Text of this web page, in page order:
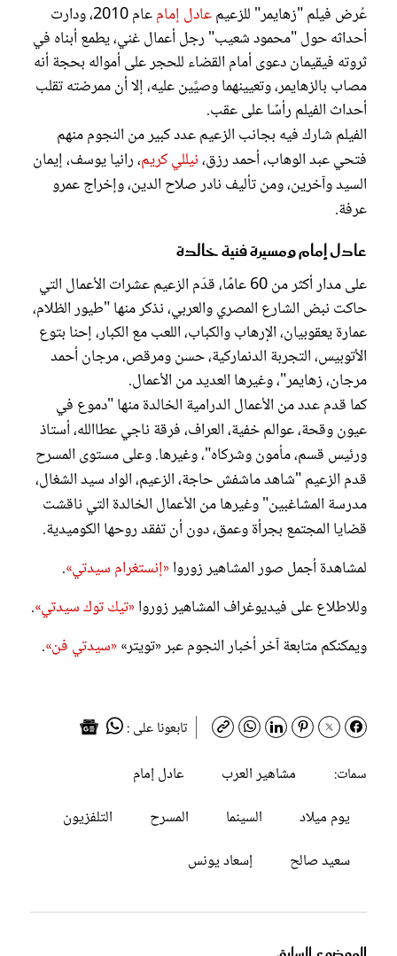
عُرض فيلم "زهايمر" للزعيمعادل إمام
عام 2010، ودارت
أحداثه حول "محمود شعيب" رجل أعمال غني، يطمع أبناه في
ثروته فيقيمان دعوى أمام القضاء للحجر على أمواله بحجة أنه
مصاب بالزهايمر، وتعيينهما وصيَّين عليه، إلا أن ممرضته تقلب
أحداث الفيلم رأسًا على عقب.
الفيلم شارك فيه بجانب الزعيم عدد كبير من النجوم منهم
فتحي عبد الوهاب، أحمد رزق،نيللي كريم، رانيا يوسف، إيمان
السيد وآخرين، ومن تأليف نادر صلاح الدين، وإخراج عمرو
عرفة.
عادل إمام ومسيرة فنية خالدة
على مدار أكثر من 60 عامًا، قدّم الزعيم عشرات الأعمال التي
حاكت نبض الشارع المصري والعربي، نذكر منها "طيور الظلام،
عمارة يعقوبيان، الإرهاب والكباب، اللعب مع الكبار، إحنا بتوع
الأتوبيس، التجربة الدنماركية، حسن ومرقص، مرجان أحمد
مرجان، زهايمر"، وغيرها العديد من الأعمال.
كما قدم عدد من الأعمال الدرامية الخالدة منها "دموع في
عيون وقحة، عوالم خفية، العراف، فرقة ناجي عطاالله، أستاذ
ورئيس قسم، مأمون وشركاه"، وغيرها. وعلى مستوى المسرح
قدم الزعيم "شاهد ماشفش حاجة، الزعيم، الواد سيد الشغال،
مدرسة المشاغبين" وغيرها من الأعمال الخالدة التي ناقشت
قضايا المجتمع بجرأة وعمق، دون أن تفقد روحها الكوميدية.
لمشاهدة أجمل صور المشاهير زوروا«إنستغرام سيدتي».
وللاطلاع على فيديوغراف المشاهير زوروا«تيك توك سيدتي».
ويمكنكم متابعة آخر أخبار النجوم عبر «تويتر»«سيدتي فن».
تابعونا على :
سمات:
مشاهير العرب
عادل إمام
يوم ميلاد
السينما المسرح
التلفزيون
سعيد صالح
إسعاد يونس